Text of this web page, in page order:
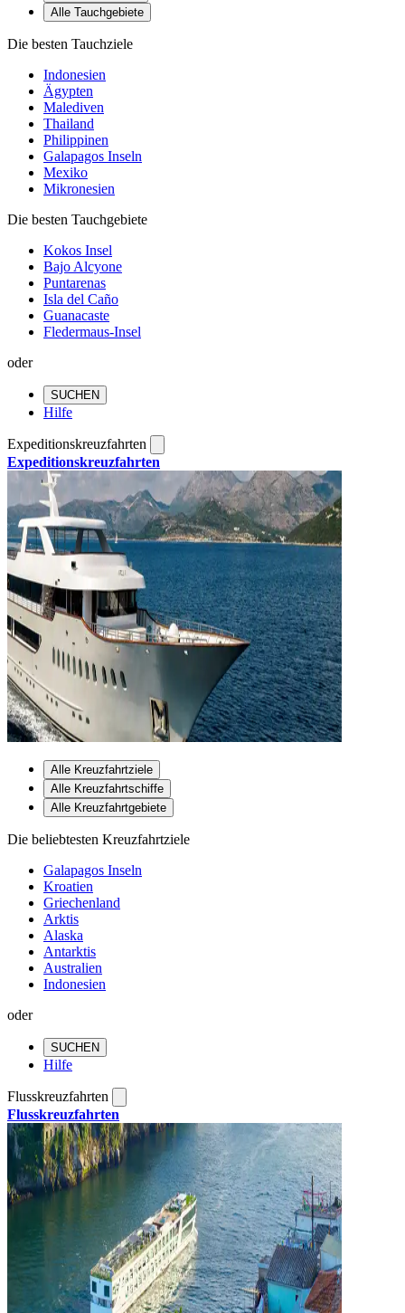
Alle Tauchgebiete
Die besten Tauchziele
Indonesien
Ägypten
Malediven
Thailand
Philippinen
Galapagos Inseln
Mexiko
Mikronesien
Die besten Tauchgebiete
Kokos Insel
Bajo Alcyone
Puntarenas
Isla del Caño
Guanacaste
Fledermaus-Insel
oder
SUCHEN
Hilfe
Expeditionskreuzfahrten
Expeditionskreuzfahrten
Alle Kreuzfahrtziele
Alle Kreuzfahrtschiffe
Alle Kreuzfahrtgebiete
Die beliebtesten Kreuzfahrtziele
Galapagos Inseln
Kroatien
Griechenland
Arktis
Alaska
Antarktis
Australien
Indonesien
oder
SUCHEN
Hilfe
Flusskreuzfahrten
Flusskreuzfahrten